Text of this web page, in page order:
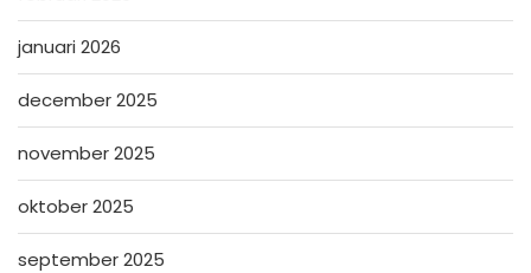
januari 2026
december 2025
november 2025
oktober 2025
september 2025